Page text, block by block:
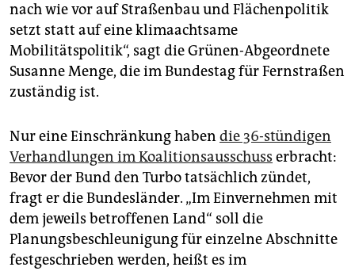
nach wie vor auf Straßenbau und Flächenpolitik
setzt statt auf eine klimaachtsame
Mobilitätspolitik“, sagt die Grünen-Abgeordnete
Susanne Menge, die im Bundestag für Fernstraßen
zuständig ist.
Nur eine Einschränkung haben die 36-stündigen
Verhandlungen im Koalitionsausschuss erbracht:
Bevor der Bund den Turbo tatsächlich zündet,
fragt er die Bundesländer. „Im Einvernehmen mit
dem jeweils betroffenen Land“ soll die
Planungsbeschleunigung für einzelne Abschnitte
festgeschrieben werden, heißt es im